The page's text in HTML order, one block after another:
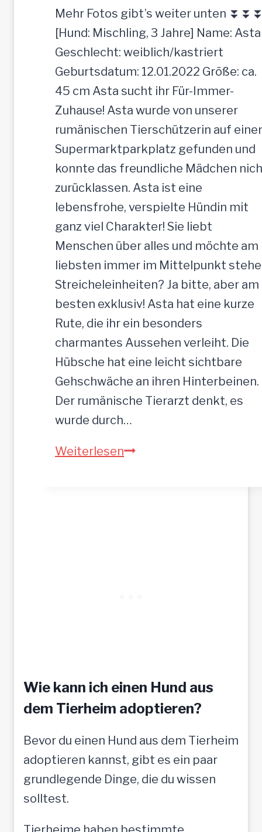
t
r
a
u
l
i
c
h
e
H
ü
n
d
i
n
,
5
2
c
m
Mehr Fotos gibt’s weiter unten
[Hund: Mischling, 3 Jahre] Name: Asta
Geschlecht: weiblich/kastriert
Geburtsdatum: 12.01.2022 Größe: ca.
45 cm Asta sucht ihr Für-Immer-
Zuhause! Asta wurde von unserer
rumänischen Tierschützerin auf
Supermarktparkplatz gefunden und
konnte das freundliche Mädchen
zurücklassen. Asta ist eine
lebensfrohe, verspielte Hündin mit
ganz viel Charakter! Sie liebt
Menschen über alles und möchte am
liebsten immer im Mittelpunkt
Streicheleinheiten? Ja bitte, aber am
besten exklusiv! Asta hat eine kurze
Rute, die ihr ein besonders
charmantes Aussehen verleiht. Die
Hübsche hat eine leicht sichtbare
Gehschwäche an ihren Hinterbeinen.
Der rumänische Tierarzt denkt, es
wurde durch…
WeiterlesenA
f
l
l
e
Wie kann ich einen Hund aus
dem Tierheim adoptieren?
Bevor du einen Hund aus dem Tierheim
adoptieren kannst, gibt es ein paar
grundlegende Dinge, die du wissen
solltest.